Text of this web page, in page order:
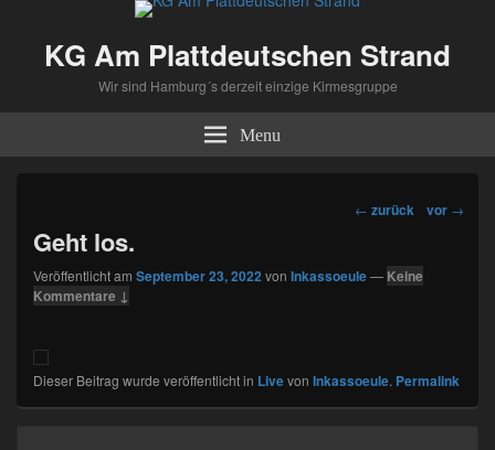
KG Am Plattdeutschen Strand
Wir sind Hamburg´s derzeit einzige Kirmesgruppe
Menu
Beitragsnavigation
← zurück vor →
Geht los.
Veröffentlicht am September 23, 2022 von Inkassoeule— Keine
Kommentare ↓
Dieser Beitrag wurde veröffentlicht in Livevon Inkassoeule. Permalink